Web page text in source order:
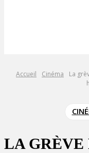
Accueil Cinéma
La
LA GRÈVE